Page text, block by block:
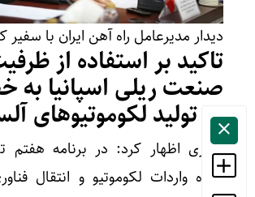
دیدار مدیرعامل راه آهن ایران با سفیر
تاکید بر استفاده از
صنعت ریلی اسپانیا
در تولید لکوموتیوهای
ذاکری اظهار کرد: در برنامه هفتم
اجازه واردات لکوموتیو و انتقال